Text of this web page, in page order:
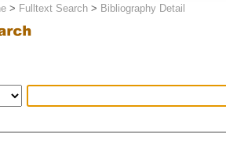
> Fulltext Search > Bibliography Detail